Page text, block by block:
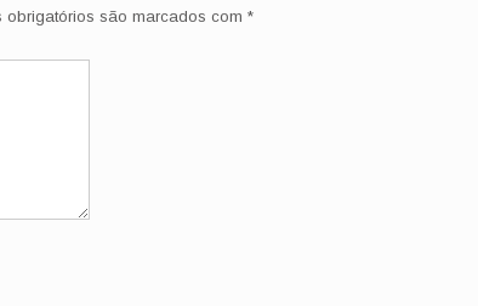
obrigatórios são marcados com *